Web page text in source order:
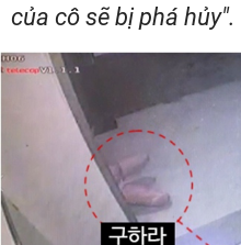
của cô sẽ bị phá hủy".